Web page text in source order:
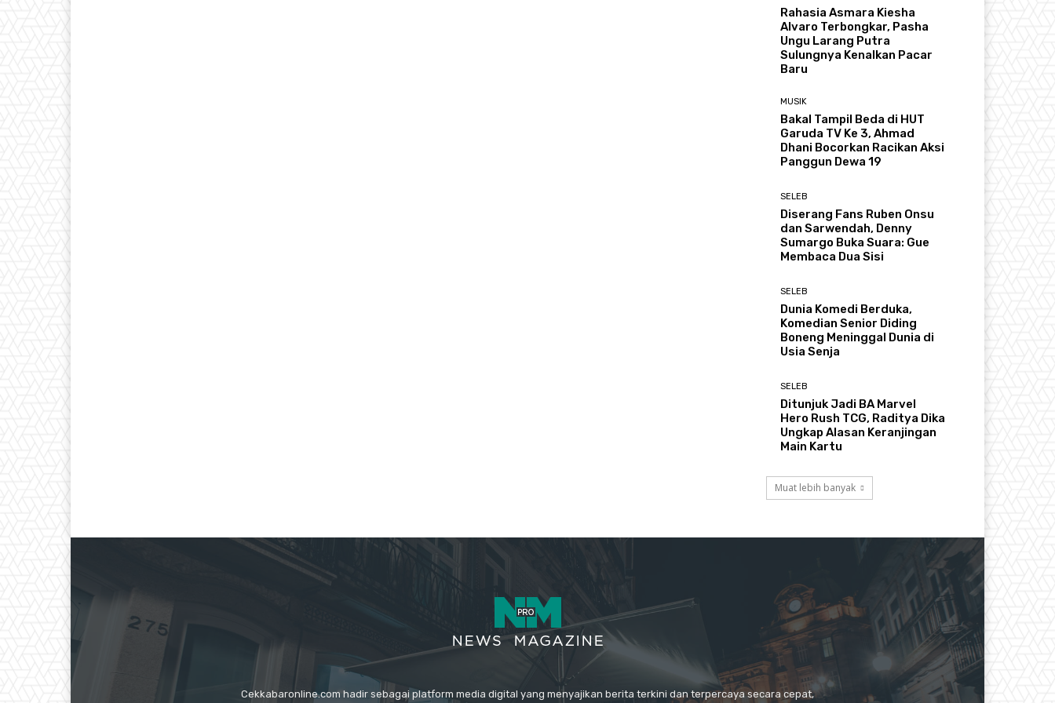
Rahasia Asmara Kiesha
Alvaro Terbongkar, Pasha
Ungu Larang Putra
Sulungnya Kenalkan Pacar
Baru
MUSIK
Bakal Tampil Beda di HUT
Garuda TV Ke 3, Ahmad
Dhani Bocorkan Racikan Aksi
Panggun Dewa 19
SELEB
Diserang Fans Ruben Onsu
dan Sarwendah, Denny
Sumargo Buka Suara: Gue
Membaca Dua Sisi
SELEB
Dunia Komedi Berduka,
Komedian Senior Diding
Boneng Meninggal Dunia di
Usia Senja
SELEB
Ditunjuk Jadi BA Marvel
Hero Rush TCG, Raditya Dika
Ungkap Alasan Keranjingan
Main Kartu
Muat lebih banyak
Cekkabaronline.com hadir sebagai platform media digital yang menyajikan berita terkini dan terpercaya secara cepat,